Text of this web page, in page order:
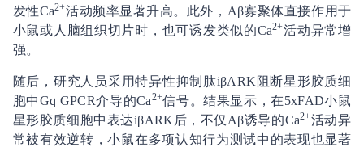
发性Ca2+活动频率显著升高。此外，Aβ寡聚体直接作用于
小鼠或人脑组织切片时，也可诱发类似的Ca2+活动异常增
强。
随后，研究人员采用特异性抑制肽iβARK阻断星形胶质细
胞中Gq GPCR介导的Ca2+信号。结果显示，在5xFAD小鼠
星形胶质细胞中表达iβARK后，不仅Aβ诱导的Ca2+活动异
常被有效逆转，小鼠在多项认知行为测试中的表现也显著